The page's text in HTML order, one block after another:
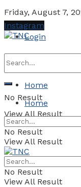
Friday, August 7,
Login
No Result
View All Result
Instagram
Home
Home
No Result
View All Result
No Result
View All Result